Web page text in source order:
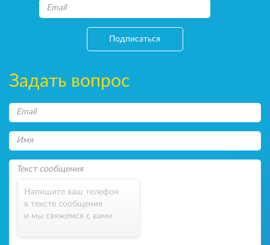
Подписаться
Задать вопрос
Напишите ваш телефон
в тексте сообщения
и мы свяжемся с вами